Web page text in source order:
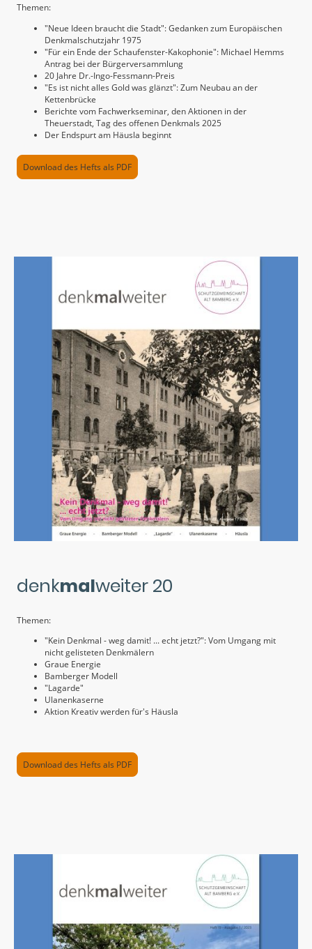
Themen:
"Neue Ideen braucht die Stadt": Gedanken zum Europäischen
Denkmalschutzjahr 1975
"Für ein Ende der Schaufenster-Kakophonie": Michael Hemms
Antrag bei der Bürgerversammlung
20 Jahre Dr.-Ingo-Fessmann-Preis
"Es ist nicht alles Gold was glänzt": Zum Neubau an der
Kettenbrücke
Berichte vom Fachwerkseminar, den Aktionen in der
Theuerstadt, Tag des offenen Denkmals 2025
Der Endspurt am Häusla beginnt
Download des Hefts als PDF
denkmalweiter 20
Themen:
"Kein Denkmal - weg damit! ... echt jetzt?": Vom Umgang mit
nicht gelisteten Denkmälern
Graue Energie
Bamberger Modell
"Lagarde"
Ulanenkaserne
Aktion Kreativ werden für's Häusla
Download des Hefts als PDF